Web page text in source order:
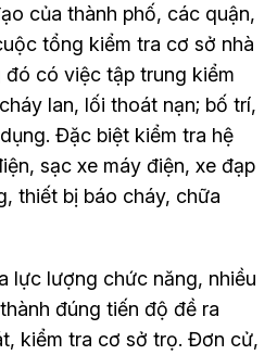
của thành phố, các quận,
tổng kiểm tra cơ sở nhà
có việc tập trung kiểm
lan, lối thoát nạn; bố trí,
Đặc biệt kiểm tra hệ
sạc xe máy điện, xe đạp
thiết bị báo cháy, chữa
lực lượng chức năng, nhiều
đúng tiến độ đề ra
kiểm tra cơ sở trọ. Đơn cử,